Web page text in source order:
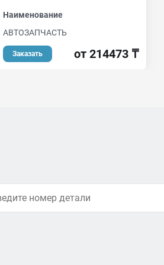
Наименование
АВТОЗАПЧАСТЬ
Заказать от 214473 ₸